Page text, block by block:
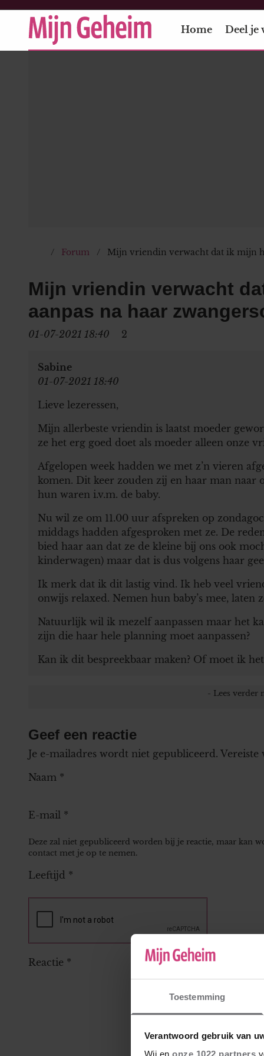
Toestemming
Verantwoord gebruik van
Home Deel je
Forum Mijn vriendin verwacht dat ik mijn
Mijn vriendin verwacht
aanpas na haar
01-07-2021 18:40 2
Sabine
01-07-2021 18:40
Lieve lezeressen,
Mijn allerbeste vriendin is laatst moeder
ze het erg goed doet als moeder alleen onze
Afgelopen week hadden we met z’n vieren
komen. Dit keer zouden zij en haar man naar
hun waren i.v.m. de baby.
Nu wil ze om 11.00 uur afspreken op
middags hadden afgesproken met ze. De
bied haar aan dat ze de kleine bij ons ook
kinderwagen) maar dat is dus volgens haar
Ik merk dat ik dit lastig vind. Ik heb veel
onwijs relaxed. Nemen hun baby’s mee,
Natuurlijk wil ik mezelf aanpassen maar het
zijn die haar hele planning moet aanpassen?
Kan ik dit bespreekbaar maken? Of moet ik
Geef een reactie
Je e-mailadres wordt niet gepubliceerd. Vereiste
Naam *
E-mail *
Deze zal niet gepubliceerd worden bij je reactie, maar kan
contact met je op te nemen.
Leeftijd *
Reactie *